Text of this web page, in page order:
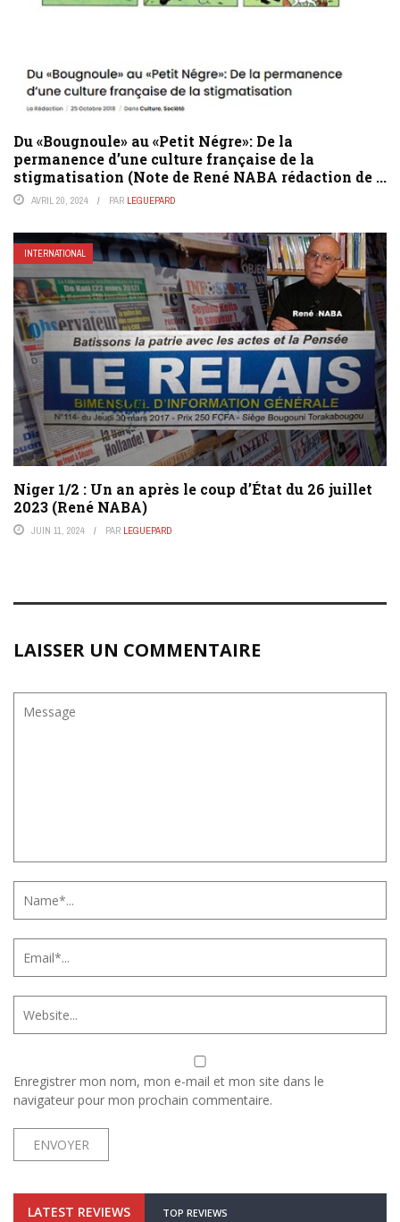
Du «Bougnoule» au «Petit Négre»: De la
permanence d’une culture française de la
stigmatisation (Note de René NABA rédaction de ...
AVRIL 20, 2024 PAR LEGUEPARD
INTERNATIONAL
Niger 1/2 : Un an après le coup d’État du 26 juillet
2023 (René NABA)
JUIN 11, 2024 PAR LEGUEPARD
LAISSER UN COMMENTAIRE
Enregistrer mon nom, mon e-mail et mon site dans le
navigateur pour mon prochain commentaire.
LATEST REVIEWS TOP REVIEWS